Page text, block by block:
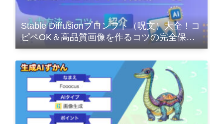
Stable Diffusionプロンプト（呪文）大全！コ
ピペOK＆高品質画像を作るコツの完全保存
版